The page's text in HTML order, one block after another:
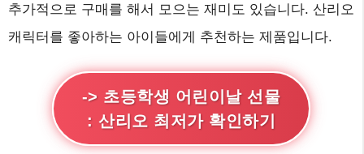
추가적으로 구매를 해서 모으는 재미도 있습니다. 산리오
캐릭터를 좋아하는 아이들에게 추천하는 제품입니다.
-> 초등학생 어린이날 선물
: 산리오 최저가 확인하기